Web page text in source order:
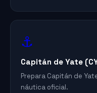
⚓
Capitán de Yate
Prepara Capitán de
náutica oficial.